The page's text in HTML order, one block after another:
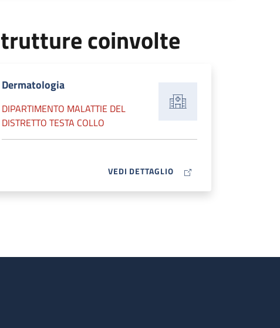
coinvolte
Dermatologia
DIPARTIMENTO MALATTIE DEL
DISTRETTO TESTA COLLO
VEDI DETTAGLIOMAP ICON